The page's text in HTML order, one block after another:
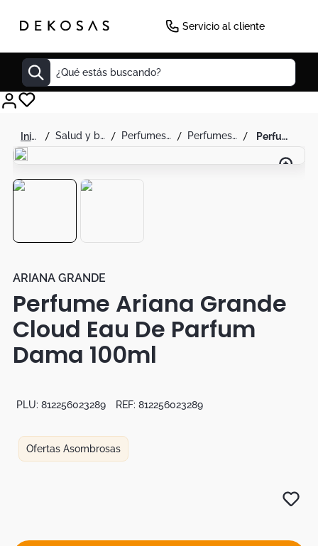
Servicio al cliente
¿Qué estás buscando?
salud y belleza perfumes y splash perfumes para mujer perfume ariana grande cloud eau de parfum dama 100ml
ARIANA GRANDE
Perfume Ariana Grande
Cloud Eau De Parfum
Dama 100ml
PLU: 812256023289 REF: 812256023289
Ofertas Asombrosas
Decoracion
Cuadro
Sillas
Duvet
Botas
Dko